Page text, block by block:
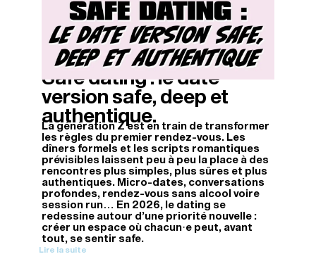
Safe dating : le date
version safe, deep et
authentique.
La génération Z est en train de transformer
les règles du premier rendez-vous. Les
dîners formels et les scripts romantiques
prévisibles laissent peu à peu la place à des
rencontres plus simples, plus sûres et plus
authentiques. Micro-dates, conversations
profondes, rendez-vous sans alcool voire
session run… En 2026, le dating se
redessine autour d’une priorité nouvelle :
créer un espace où chacun·e peut, avant
tout, se sentir safe.
Lire la suite